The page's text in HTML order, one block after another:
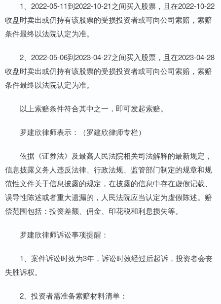
1、2022-05-11到2022-10-21之间买入股票，且在2022-10-22
收盘时卖出或仍持有该股票的受损投资者或可向公司索赔，索赔
条件最终以法院认定为准。
2、2022-05-06到2023-04-27之间买入股票，且在2023-04-28
收盘时卖出或仍持有该股票的受损投资者或可向公司索赔，索赔
条件最终以法院认定为准。
以上索赔条件符合其中之一，即可发起索赔。
罗建欣律师表示：（罗建欣律师专栏）
依据《证券法》及最高人民法院相关司法解释的最新规定，
信息披露义务人违反法律、行政法规、监管部门制定的规章和规
范性文件关于信息披露的规定，在披露的信息中存在虚假记载、
误导性陈述或者重大遗漏的，人民法院应当认定为虚假陈述。赔
偿范围包括：投资差额、佣金、印花税和利息损失等。
罗建欣律师诉讼事项提醒：
1、案件诉讼时效为3年，诉讼时效经过后起诉，投资者会丧
失胜诉权。
2、投资者需准备索赔材料清单：